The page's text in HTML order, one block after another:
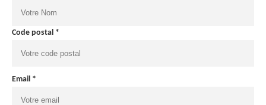
Code postal *
Email *